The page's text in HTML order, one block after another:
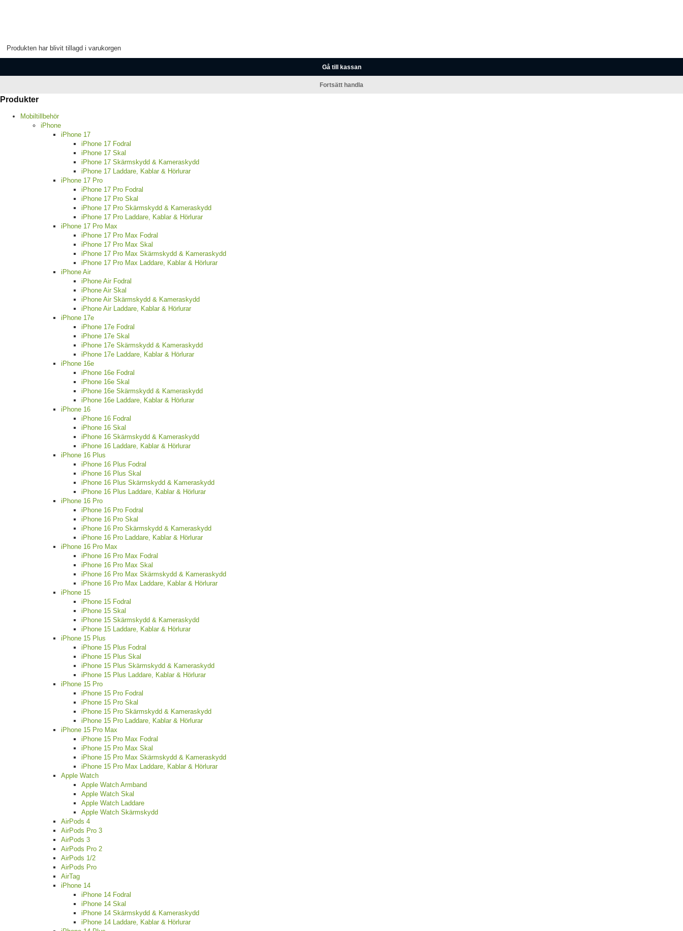
Produkten har blivit tillagd i varukorgen
Gå till kassan
Fortsätt handla
Produkter
Mobiltillbehör
iPhone
iPhone 17
iPhone 17 Fodral
iPhone 17 Skal
iPhone 17 Skärmskydd & Kameraskydd
iPhone 17 Laddare, Kablar & Hörlurar
iPhone 17 Pro
iPhone 17 Pro Fodral
iPhone 17 Pro Skal
iPhone 17 Pro Skärmskydd & Kameraskydd
iPhone 17 Pro Laddare, Kablar & Hörlurar
iPhone 17 Pro Max
iPhone 17 Pro Max Fodral
iPhone 17 Pro Max Skal
iPhone 17 Pro Max Skärmskydd & Kameraskydd
iPhone 17 Pro Max Laddare, Kablar & Hörlurar
iPhone Air
iPhone Air Fodral
iPhone Air Skal
iPhone Air Skärmskydd & Kameraskydd
iPhone Air Laddare, Kablar & Hörlurar
iPhone 17e
iPhone 17e Fodral
iPhone 17e Skal
iPhone 17e Skärmskydd & Kameraskydd
iPhone 17e Laddare, Kablar & Hörlurar
iPhone 16e
iPhone 16e Fodral
iPhone 16e Skal
iPhone 16e Skärmskydd & Kameraskydd
iPhone 16e Laddare, Kablar & Hörlurar
iPhone 16
iPhone 16 Fodral
iPhone 16 Skal
iPhone 16 Skärmskydd & Kameraskydd
iPhone 16 Laddare, Kablar & Hörlurar
iPhone 16 Plus
iPhone 16 Plus Fodral
iPhone 16 Plus Skal
iPhone 16 Plus Skärmskydd & Kameraskydd
iPhone 16 Plus Laddare, Kablar & Hörlurar
iPhone 16 Pro
iPhone 16 Pro Fodral
iPhone 16 Pro Skal
iPhone 16 Pro Skärmskydd & Kameraskydd
iPhone 16 Pro Laddare, Kablar & Hörlurar
iPhone 16 Pro Max
iPhone 16 Pro Max Fodral
iPhone 16 Pro Max Skal
iPhone 16 Pro Max Skärmskydd & Kameraskydd
iPhone 16 Pro Max Laddare, Kablar & Hörlurar
iPhone 15
iPhone 15 Fodral
iPhone 15 Skal
iPhone 15 Skärmskydd & Kameraskydd
iPhone 15 Laddare, Kablar & Hörlurar
iPhone 15 Plus
iPhone 15 Plus Fodral
iPhone 15 Plus Skal
iPhone 15 Plus Skärmskydd & Kameraskydd
iPhone 15 Plus Laddare, Kablar & Hörlurar
iPhone 15 Pro
iPhone 15 Pro Fodral
iPhone 15 Pro Skal
iPhone 15 Pro Skärmskydd & Kameraskydd
iPhone 15 Pro Laddare, Kablar & Hörlurar
iPhone 15 Pro Max
iPhone 15 Pro Max Fodral
iPhone 15 Pro Max Skal
iPhone 15 Pro Max Skärmskydd & Kameraskydd
iPhone 15 Pro Max Laddare, Kablar & Hörlurar
Apple Watch
Apple Watch Armband
Apple Watch Skal
Apple Watch Laddare
Apple Watch Skärmskydd
AirPods 4
AirPods Pro 3
AirPods 3
AirPods Pro 2
AirPods 1/2
AirPods Pro
AirTag
iPhone 14
iPhone 14 Fodral
iPhone 14 Skal
iPhone 14 Skärmskydd & Kameraskydd
iPhone 14 Laddare, Kablar & Hörlurar